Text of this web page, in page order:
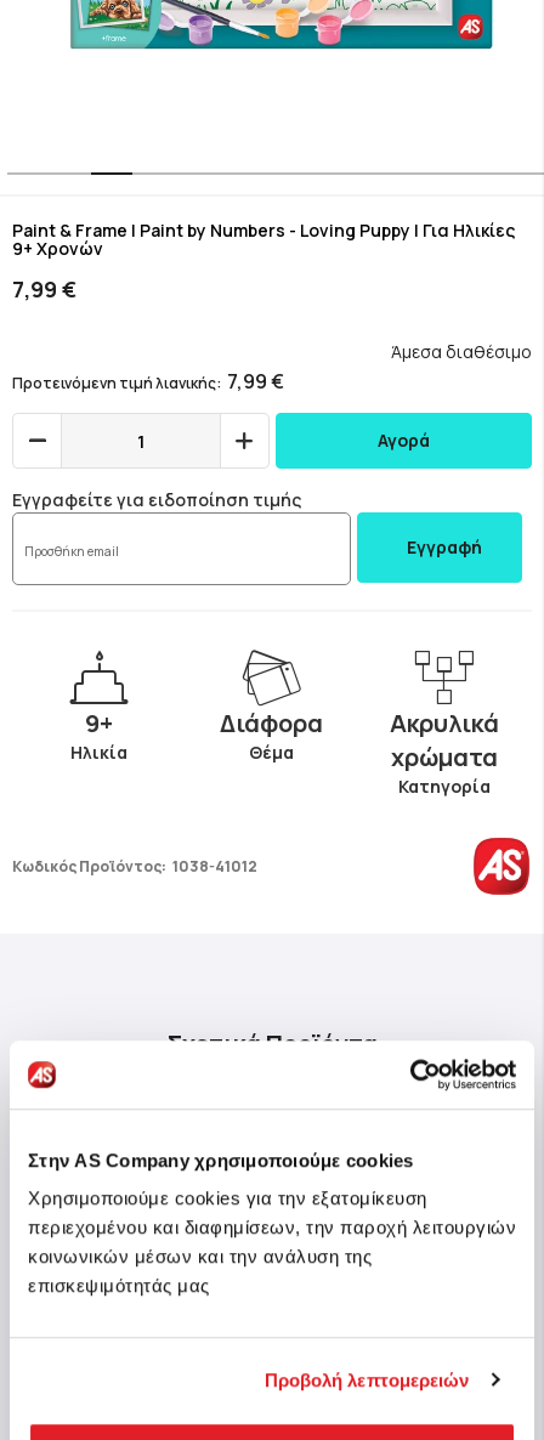
Στην AS Company χρησιμοποιούμε cookies
Χρησιμοποιούμε cookies για την εξατομίκευση
περιεχομένου και διαφημίσεων, την παροχή λειτουργιών
κοινωνικών μέσων και την ανάλυση της
επισκεψιμότητάς μας
Προβολή λεπτομερειών
to
the
beginning
of
gallery
Paint & Frame | Paint by Numbers - Loving Puppy | Για Ηλικίες
9+ Χρονών
7,99 €
Προτεινόμενη τιμή λιανικής 7,99 €
Άμεσα διαθέσιμο
Αγορά
Εγγραφείτε για ειδοποίηση τιμής
Εγγραφή
9+
Ηλικία
Διάφορα
Θέμα
Ακρυλικά
χρώματα
Κατηγορία
Κωδικός Προϊόντος: 1038-41012
Σχετικά Προϊόντα